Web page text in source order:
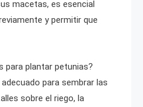
macetas, es esencial
y permitir que
para plantar petunias?
para sembrar las
sobre el riego, la